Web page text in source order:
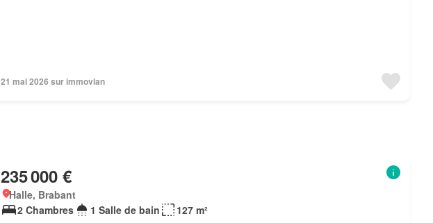
21 mai 2026 sur immovlan
235 000 €
Halle, Brabant
2 Chambres
1 Salle de bain 127 m²